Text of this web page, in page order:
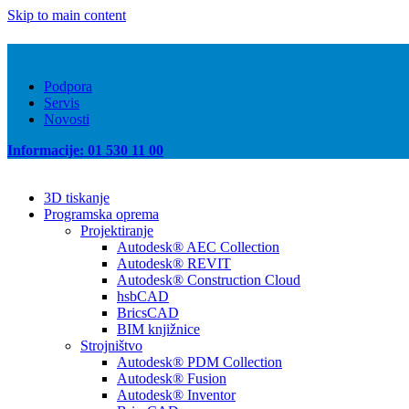
Skip to main content
Podpora
Servis
Novosti
Informacije: 01 530 11 00
3D tiskanje
Programska oprema
Projektiranje
Autodesk® AEC Collection
Autodesk® REVIT
Autodesk® Construction Cloud
hsbCAD
BricsCAD
BIM knjižnice
Strojništvo
Autodesk® PDM Collection
Autodesk® Fusion
Autodesk® Inventor